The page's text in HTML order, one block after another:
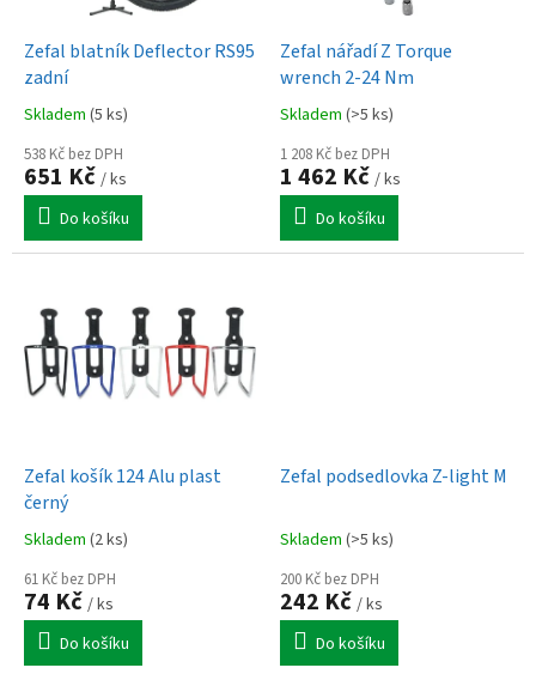
Zefal blatník Deflector RS95
zadní
Skladem (5 ks)
538 Kč bez DPH
651 Kč / ks
Do košíku
Zefal nářadí Z Torque
wrench 2-24 Nm
Skladem (>5 ks)
1 208 Kč bez DPH
1 462 Kč / ks
Do košíku
Zefal košík 124 Alu plast
černý
Skladem (2 ks)
61 Kč bez DPH
74 Kč / ks
Do košíku
Zefal podsedlovka Z-light M
Skladem (>5 ks)
200 Kč bez DPH
242 Kč / ks
Do košíku